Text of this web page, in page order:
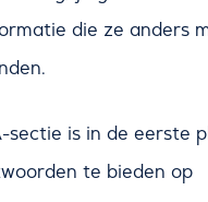
die ze anders
sectie is in de eerste
te bieden op